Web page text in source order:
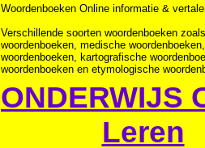
Woordenboeken Online informatie &
Verschillende soorten woordenboeken
woordenboeken, medische
woordenboeken, kartografische
woordenboeken en etymologische
ONDERWIJS
Leren